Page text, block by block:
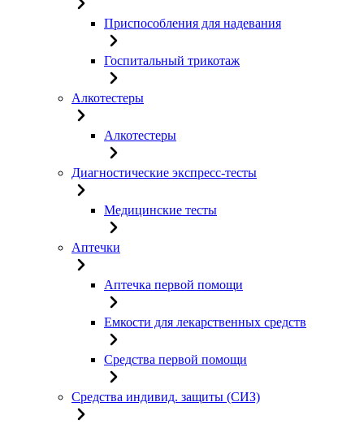
Приспособления для надевания
Госпитальный трикотаж
Алкотестеры
Алкотестеры
Диагностические экспресс-тесты
Медицинские тесты
Аптечки
Аптечка первой помощи
Емкости для лекарственных средств
Средства первой помощи
Средства индивид. защиты (СИЗ)